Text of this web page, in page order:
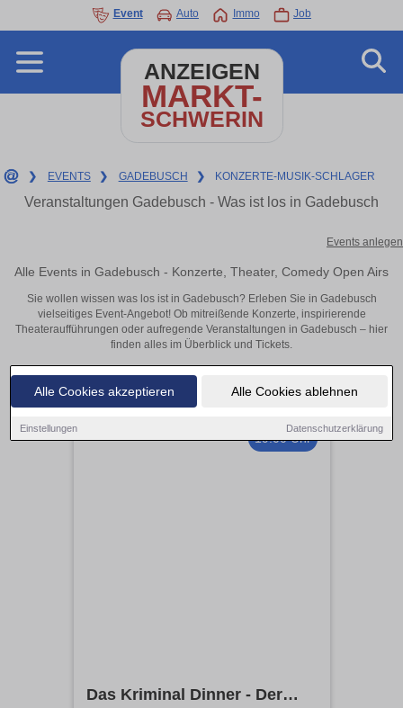
Alle Cookies akzeptieren Alle Cookies ablehnen
Einstellungen Datenschutzerklärung
Event Auto Immo Job
ANZEIGEN
MARKT-
SCHWERIN
❯ EVENTS ❯ GADEBUSCH ❯ KONZERTE-MUSIK-SCHLAGER
Veranstaltungen Gadebusch - Was ist los in Gadebusch
Events anlegen
Alle Events in Gadebusch - Konzerte, Theater, Comedy Open Airs
Sie wollen wissen was los ist in Gadebusch? Erleben Sie in Gadebusch
vielseitiges Event-Angebot! Ob mitreißende Konzerte, inspirierende
Theateraufführungen oder aufregende Veranstaltungen in Gadebusch – hier
finden alles im Überblick und Tickets.
19:00 Uhr
Das Kriminal Dinner - Der